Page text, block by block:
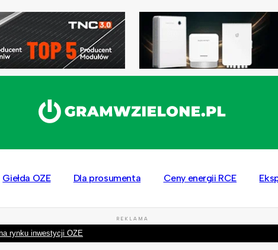
Giełda OZE Dla prosumenta Ceny energii RCE
REKLAMA
rynku inwestycji OZE